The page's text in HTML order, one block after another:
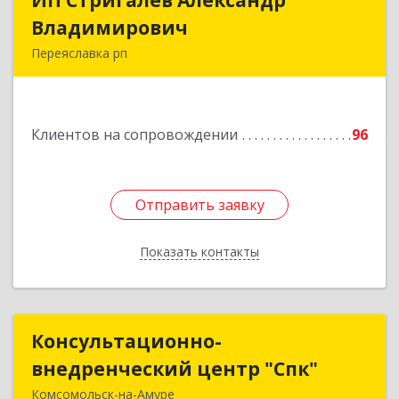
Владимирович
Переяславка рп
Клиентов на сопровождении 96
Отправить заявку
Показать контакты
Подробнее
Отправить заявку
Назад
Консультационно-
внедренческий центр "Спк"
Комсомольск-на-Амуре
Консультационно-
внедренческий центр "Спк"